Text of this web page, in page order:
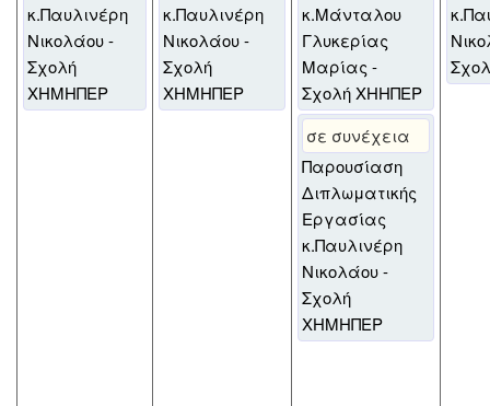
κ.Παυλινέρη
Νικολάου -
Σχολή
ΧΗΜΗΠΕΡ
κ.Παυλινέρη
Νικολάου -
Σχολή
ΧΗΜΗΠΕΡ
κ.Μάνταλου
Γλυκερίας
Μαρίας -
Σχολή ΧΗΗΠΕΡ
σε συνέχεια
Παρουσίαση
Διπλωματικής
Εργασίας
κ.Παυλινέρη
Νικολάου -
Σχολή
ΧΗΜΗΠΕΡ